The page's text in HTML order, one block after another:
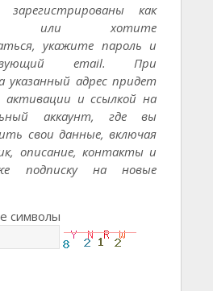
как
или хотите
укажите пароль и
email. При
указанный адрес придет
активации и ссылкой на
аккаунт, где вы
свои данные, включая
описание, контакты и
подписку на новые
символы